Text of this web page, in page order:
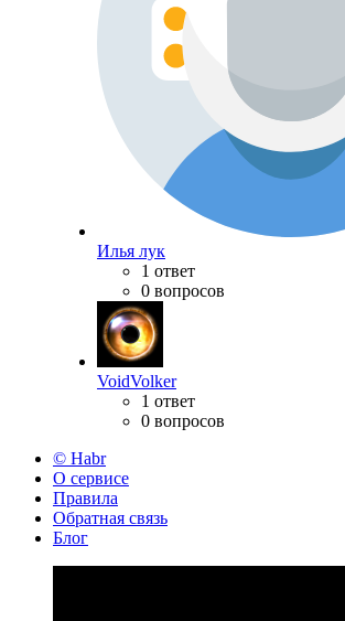
Илья лук
1 ответ
0 вопросов
VoidVolker
1 ответ
0 вопросов
© Habr
О сервисе
Правила
Обратная связь
Блог